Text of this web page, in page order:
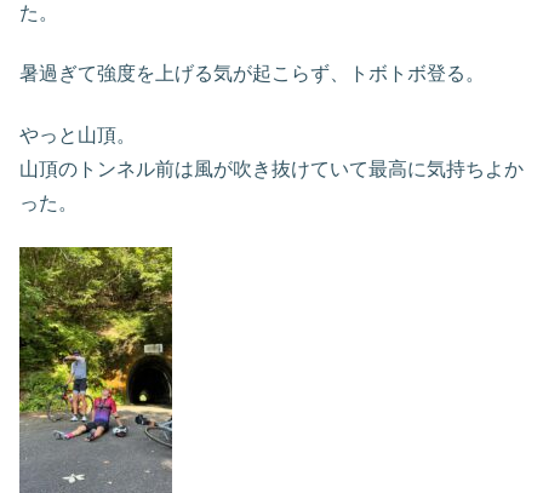
た。
暑過ぎて強度を上げる気が起こらず、トボトボ登る。
やっと山頂。
山頂のトンネル前は風が吹き抜けていて最高に気持ちよか
った。